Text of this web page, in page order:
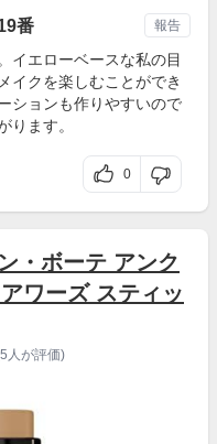
番
イエローベースな私の目
イクを楽しむことができ
ションも作りやすいので
ります。
0
報告
・ボーテ アンク
ワーズ スティッ
人が評価)